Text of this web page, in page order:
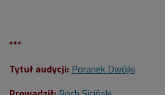
***
Tytuł audycji: Poranek Dwójki